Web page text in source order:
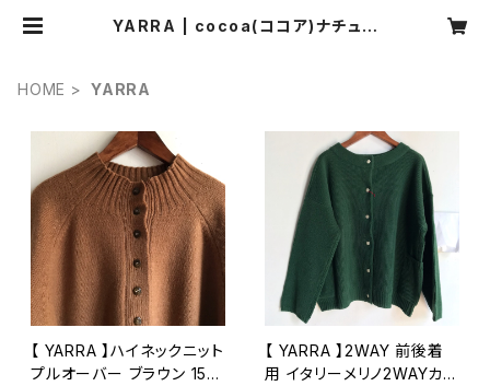
YARRA | cocoa(ココア)ナチュラ
HOME
YARRA
【 YARRA 】ハイネックニット
プルオーバー ブラウン 155
【 YARRA 】2WAY 前後着
用 イタリーメリノ2WAYカー